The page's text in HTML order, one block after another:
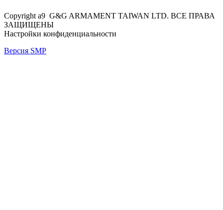
Copyright a9 G&G ARMAMENT TAIWAN LTD. ВСЕ ПРАВА
ЗАЩИЩЕНЫ
Настройки конфиденциальности
Версия SMP